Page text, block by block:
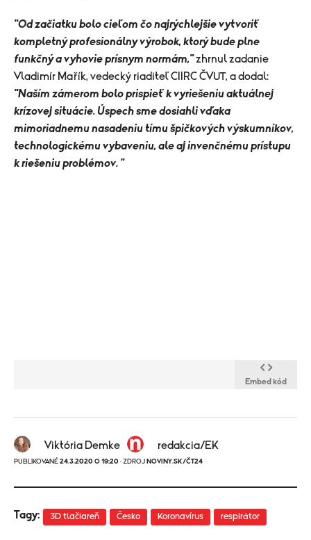
"Od začiatku bolo cieľom čo najrýchlejšie vytvoriť
kompletný profesionálny výrobok, ktorý bude plne
funkčný a vyhovie prísnym normám,"zhrnul zadanie
Vladimír Mařík, vedecký riaditeľ CIIRC ČVUT, a dodal:
"Naším zámerom bolo prispieť k vyriešeniu aktuálnej
krízovej situácie. Úspech sme dosiahli vďaka
mimoriadnemu nasadeniu tímu špičkových výskumníkov,
technologickému vybaveniu, ale aj invenčnému prístupu
k riešeniu problémov. "
Embed kód
Viktória Demke redakcia/EK
PUBLIKOVANÉ 24.3.2020 O 19:20 · ZDROJ NOVINY.SK/ČT24
Tagy: 3D tlačiareň Česko Koronavírus respirátor